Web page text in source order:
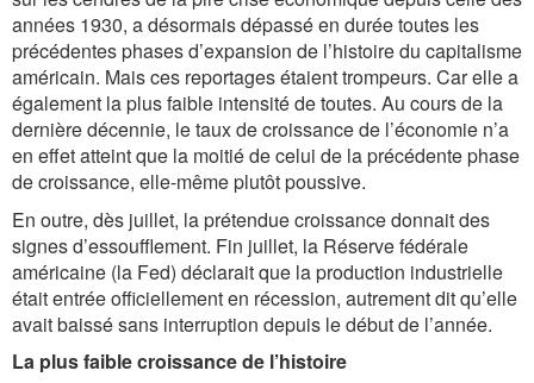
années 1930, a désormais dépassé en durée toutes les
précédentes phases d’expansion de l’histoire du capitalisme
américain. Mais ces reportages étaient trompeurs. Car elle a
également la plus faible intensité de toutes. Au cours de la
dernière décennie, le taux de croissance de l’économie n’a
en effet atteint que la moitié de celui de la précédente phase
de croissance, elle-même plutôt poussive.
En outre, dès juillet, la prétendue croissance donnait des
signes d’essoufflement. Fin juillet, la Réserve fédérale
américaine (la Fed) déclarait que la production industrielle
était entrée officiellement en récession, autrement dit qu’elle
avait baissé sans interruption depuis le début de l’année.
La plus faible croissance de l’histoire